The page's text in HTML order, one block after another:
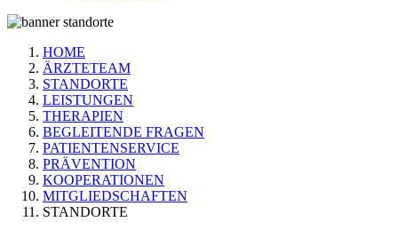
Pfadnavigation
HOME
ÄRZTETEAM
STANDORTE
LEISTUNGEN
THERAPIEN
BEGLEITENDE FRAGEN
PATIENTENSERVICE
PRÄVENTION
KOOPERATIONEN
MITGLIEDSCHAFTEN
STANDORTE